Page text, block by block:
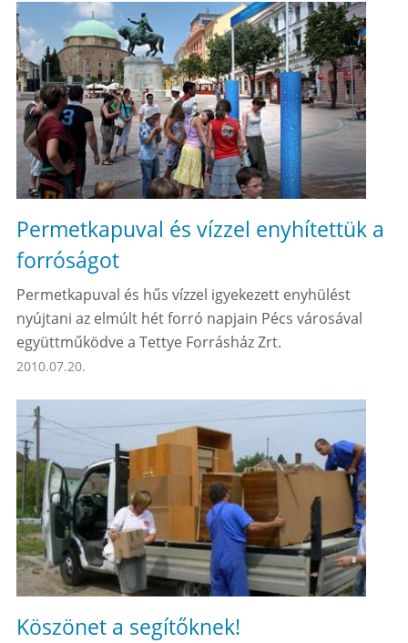
Permetkapuval és vízzel enyhítettük a
forróságot
Permetkapuval és hűs vízzel igyekezett enyhülést
nyújtani az elmúlt hét forró napjain Pécs városával
együttműködve a Tettye Forrásház Zrt.
2010.07.20.
Köszönet a segítőknek!